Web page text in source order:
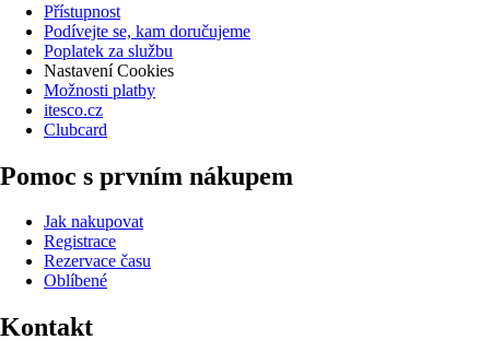
Přístupnost
Podívejte se, kam doručujeme
Poplatek za službu
Nastavení Cookies
Možnosti platby
itesco.cz
Clubcard
Pomoc s prvním nákupem
Jak nakupovat
Registrace
Rezervace času
Oblíbené
Kontakt